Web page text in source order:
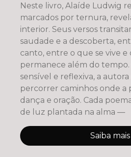
Neste livro, Alaíde Ludwig
marcados por ternura,
interior. Seus versos
saudade e a descoberta,
canto, entre o que se vive e
permanece além do tempo.
sensível e reflexiva, a
percorrer caminhos onde a
dança e oração. Cada
de luz plantada na alma —
Saiba mais